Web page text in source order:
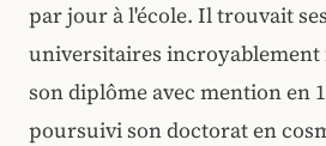
par jour à l'école. Il trouvait
universitaires incroyablement
son diplôme avec mention en
poursuivi son doctorat en